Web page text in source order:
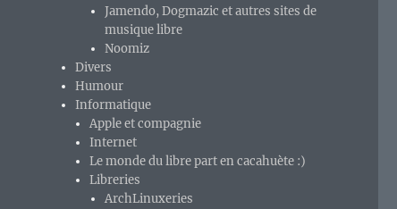
Jamendo, Dogmazic et autres sites de
musique libre
Noomiz
Divers
Humour
Informatique
Apple et compagnie
Internet
Le monde du libre part en cacahuète :)
Libreries
ArchLinuxeries